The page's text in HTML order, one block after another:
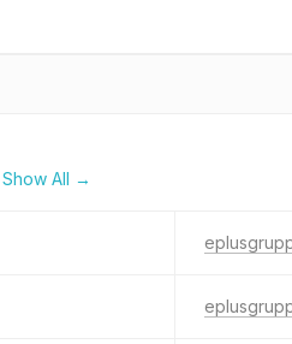
Show All →